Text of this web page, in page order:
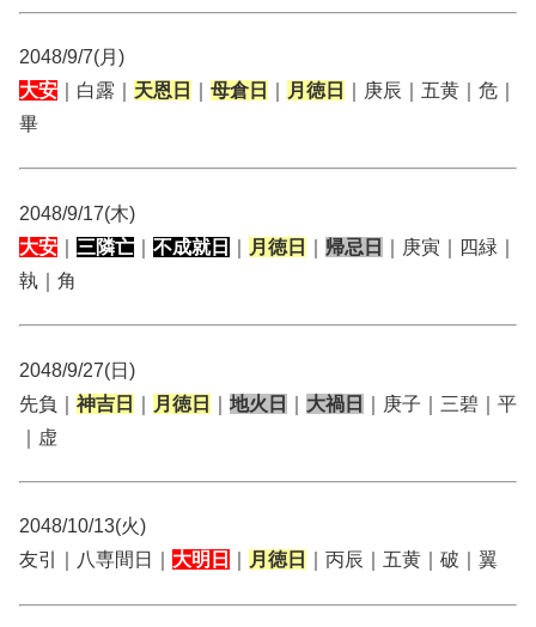
2048/9/7(月)
大安 ｜白露｜ 天恩日 母倉日 月徳日
｜庚辰｜五黄｜危｜
畢
2048/9/17(木)
大安
三隣亡 不成就日 月徳日 帰忌日
｜庚寅｜四緑｜
執｜角
2048/9/27(日)
先負｜ 神吉日 月徳日 地火日 大禍日
｜庚子｜三碧｜平
｜虚
2048/10/13(火)
友引｜八専間日｜ 大明日 月徳日 ｜丙辰｜五黄｜破｜翼